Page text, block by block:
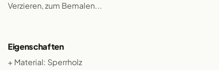
Verzieren, zum Bemalen...
Eigenschaften
+ Material: Sperrholz